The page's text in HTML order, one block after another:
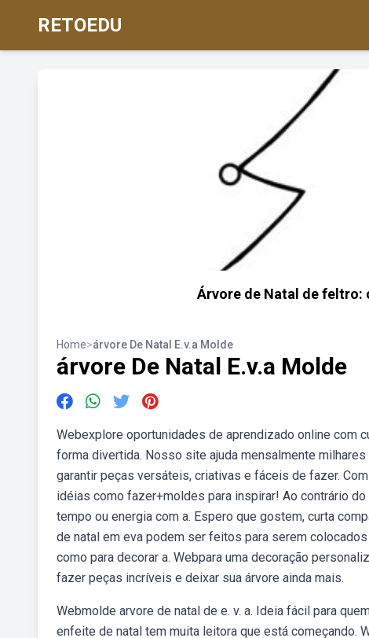
RETOEDU
Árvore de Natal de feltro:
Home>árvore De Natal E.v.a Molde
árvore De Natal E.v.a Molde
Webexplore oportunidades de aprendizado online com
forma divertida. Nosso site ajuda mensalmente
garantir peças versáteis, criativas e fáceis de fazer.
idéias como fazer+moldes para inspirar! Ao contrário
tempo ou energia com a. Espero que gostem, curta
de natal em eva podem ser feitos para serem
como para decorar a. Webpara uma decoração
fazer peças incríveis e deixar sua árvore ainda mais.
Webmolde arvore de natal de e. v. a. Ideia fácil para
enfeite de natal tem muita leitora que está começando.